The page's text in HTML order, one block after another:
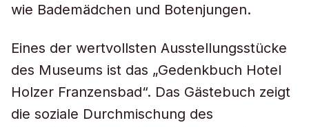
wie Bademädchen und Botenjungen.
Eines der wertvollsten Ausstellungsstücke
des Museums ist das „Gedenkbuch Hotel
Holzer Franzensbad“. Das Gästebuch zeigt
die soziale Durchmischung des